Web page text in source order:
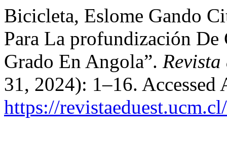
Bicicleta, Eslome Gando
Para La profundización De
Grado En Angola”.
31, 2024): 1–16. Accessed
https://